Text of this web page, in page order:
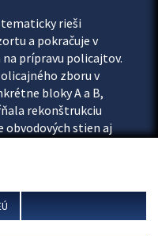
rieši
a pokračuje v
prípravu policajtov.
zboru v
bloky A a B,
rekonštrukciu
obvodových stien aj
a moderné